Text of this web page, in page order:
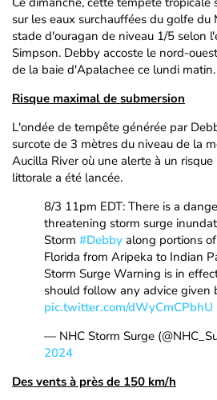
sur les eaux surchauffées du golfe
stade d'ouragan de niveau 1/5 selon
Simpson. Debby accoste le nord-
de la baie d'Apalachee ce lundi matin.
Risque maximal de submersion
L'ondée de tempête générée par
surcote de 3 mètres du niveau de la
Aucilla River où une alerte à un
littorale a été lancée.
8/3 11pm EDT: There is a
threatening storm surge
Storm #Debby along portions
Florida from Aripeka to Indian
Storm Surge Warning is in
should follow any advice given
pic.twitter.com/dWyCmCPbhU
— NHC Storm Surge
2024
Des vents à près de 150 km/h